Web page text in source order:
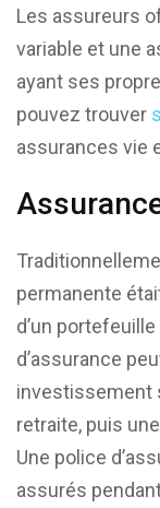
Les assureurs
variable et une
ayant ses
pouvez trouver
assurances vie
permanente
d’un
d’assurance
investissement
retraite, puis
Une police
assurés